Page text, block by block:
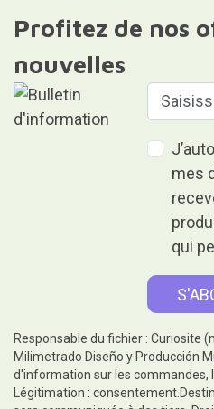
Profitez de nos
nouvelles
mes
qui
Responsable du fichier : Curiosite
Milimetrado Diseño y Producción
d'information sur les commandes,
Légitimation :